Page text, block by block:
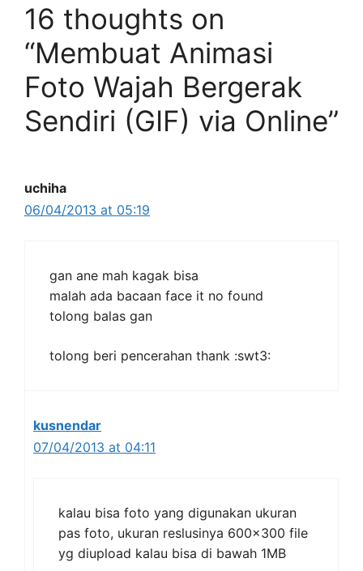
16 thoughts on
“Membuat Animasi
Foto Wajah Bergerak
Sendiri (GIF) via Online”
uchiha
06/04/2013 at 05:19
gan ane mah kagak bisa
malah ada bacaan face it no found
tolong balas gan
tolong beri pencerahan thank :swt3:
kusnendar
07/04/2013 at 04:11
kalau bisa foto yang digunakan ukuran
pas foto, ukuran reslusinya 600×300 file
yg diupload kalau bisa di bawah 1MB